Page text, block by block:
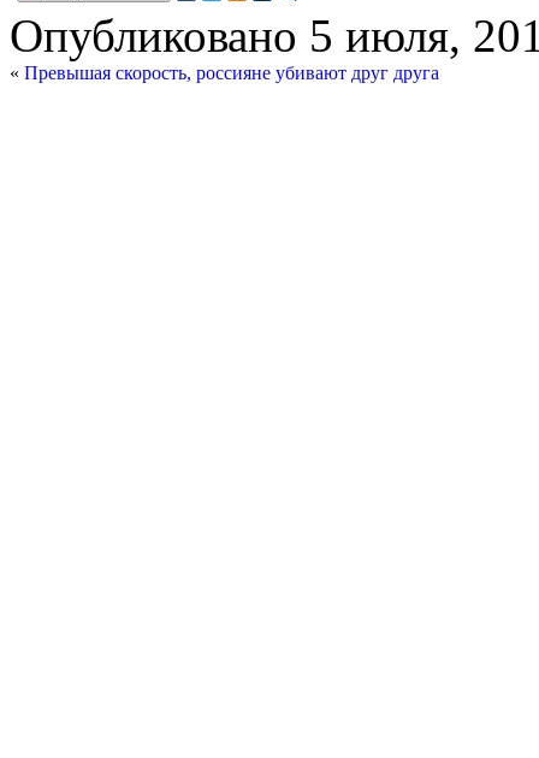
Опубликовано 5 июля,
« Превышая скорость, россияне убивают друг друга